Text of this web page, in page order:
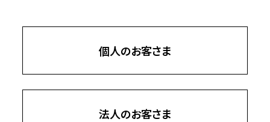
個人のお客さま
法人のお客さま